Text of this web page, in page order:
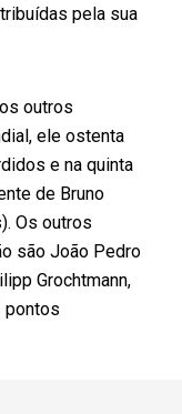
pela sua
outros
ele ostenta
e na quinta
de Bruno
Os outros
são João Pedro
Grochtmann,
pontos